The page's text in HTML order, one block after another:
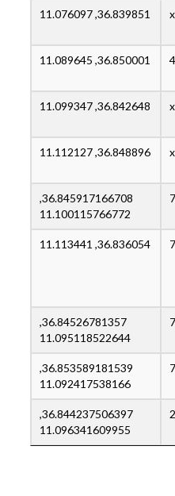
36.839851, 11.076097
36.850001, 11.089645
36.842648, 11.099347
36.848896, 11.112127
36.845917166708,
11.100115766772
36.836054, 11.113441
36.84526781357,
11.095118522644
36.853589181539,
11.092417538166
36.844237506397,
11.096341609955